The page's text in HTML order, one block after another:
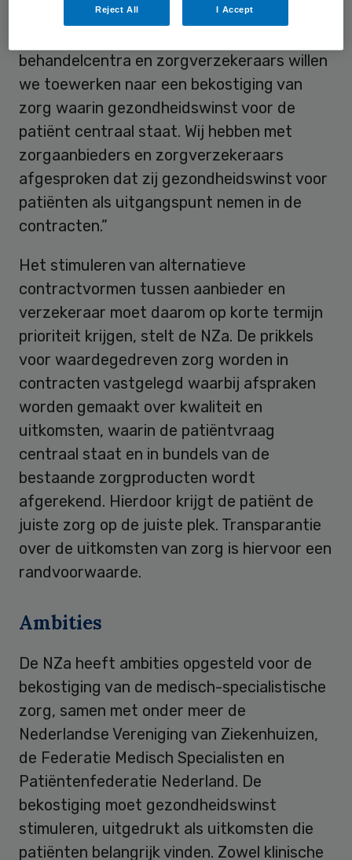
uitvoeren van behandelingen beloont.
behandelcentra en zorgverzekeraars willen
we toewerken naar een bekostiging van
zorg waarin gezondheidswinst voor de
patiënt centraal staat. Wij hebben met
zorgaanbieders en zorgverzekeraars
afgesproken dat zij gezondheidswinst voor
patiënten als uitgangspunt nemen in de
contracten.”
Het stimuleren van alternatieve
contractvormen tussen aanbieder en
verzekeraar moet daarom op korte termijn
prioriteit krijgen, stelt de NZa. De prikkels
voor waardegedreven zorg worden in
contracten vastgelegd waarbij afspraken
worden gemaakt over kwaliteit en
uitkomsten, waarin de patiëntvraag
centraal staat en in bundels van de
bestaande zorgproducten wordt
afgerekend. Hierdoor krijgt de patiënt de
juiste zorg op de juiste plek. Transparantie
over de uitkomsten van zorg is hiervoor een
randvoorwaarde.
Ambities
De NZa heeft ambities opgesteld voor de
bekostiging van de medisch-specialistische
zorg, samen met onder meer de
Nederlandse Vereniging van Ziekenhuizen,
de Federatie Medisch Specialisten en
Patiëntenfederatie Nederland. De
bekostiging moet gezondheidswinst
stimuleren, uitgedrukt als uitkomsten die
patiënten belangrijk vinden. Zowel klinische
Reject All I Accept